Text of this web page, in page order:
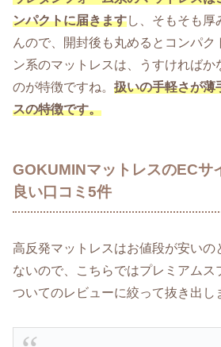
ンパクトに届きますし、そもそも厚
んので、開封後も丸めるとコンパク
ン系のマットレスは、うすければか
のが特徴ですね。 扱いの手軽さが薄
スの特徴です。
GOKUMINマットレスのECサ
良い口コミ5件
高反発マットレスはお値段が安いの
ないので、こちらではプレミアムス
ついてのレビューに絞って抜き出し